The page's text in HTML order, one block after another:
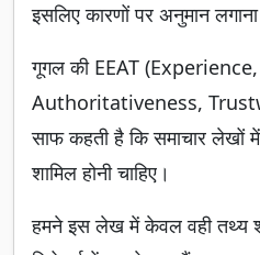
इसलिए कारणों पर अनुमान लगाना
गूगल की EEAT
Authoritativeness,
साफ कहती है कि समाचार लेखों में
शामिल होनी चाहिए।
हमने इस लेख में केवल वही तथ्य